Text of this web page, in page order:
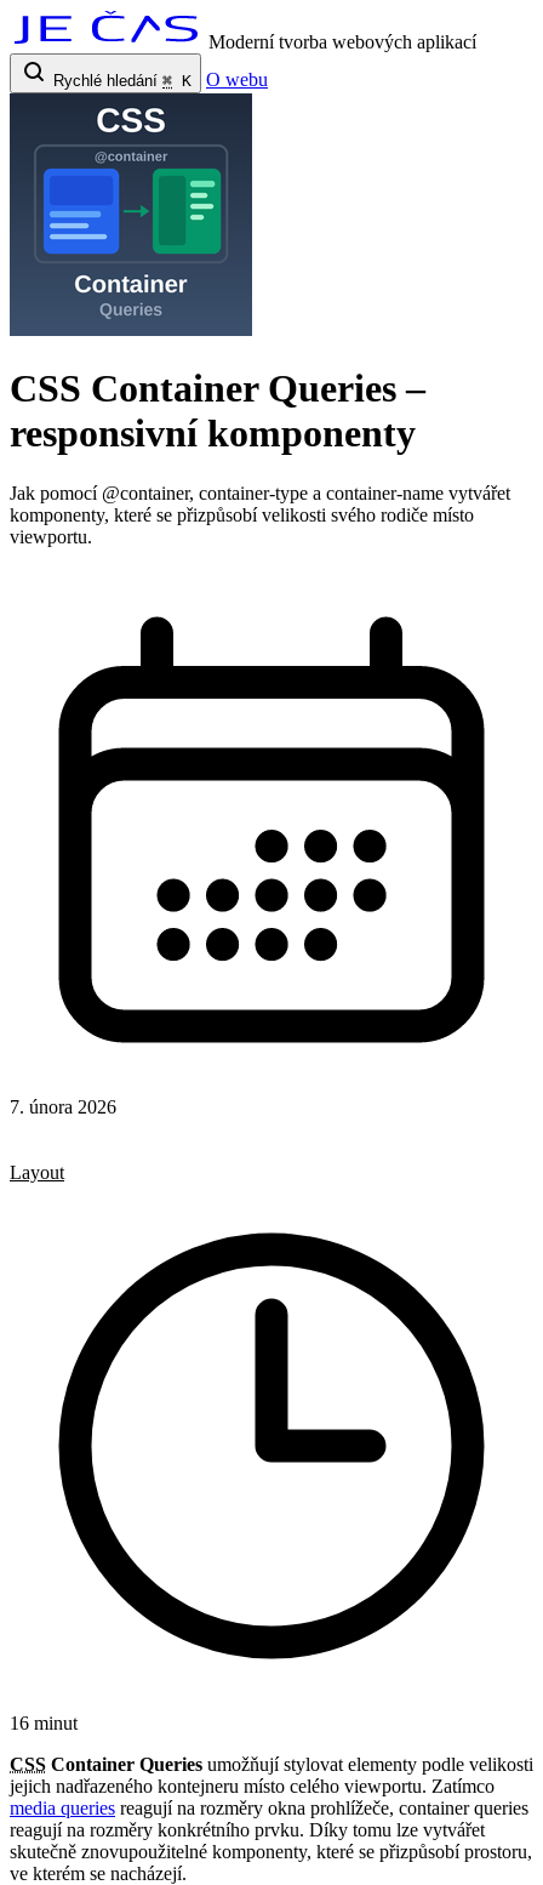
Moderní tvorba webových aplikací
Rychlé hledání ⌘ K O webu
CSS Container Queries –
responsivní komponenty
Jak pomocí @container, container-type a container-name vytvářet
komponenty, které se přizpůsobí velikosti svého rodiče místo
viewportu.
7. února 2026
Layout
16 minut
CSS Container Queries umožňují stylovat elementy podle velikosti
jejich nadřazeného kontejneru místo celého viewportu. Zatímco
media queries reagují na rozměry okna prohlížeče, container queries
reagují na rozměry konkrétního prvku. Díky tomu lze vytvářet
skutečně znovupoužitelné komponenty, které se přizpůsobí prostoru,
ve kterém se nacházejí.